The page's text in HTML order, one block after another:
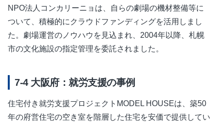
NPO法人コンカリーニョは、自らの劇場の機材整備等に
ついて、積極的にクラウドファンディングを活用しまし
た。劇場運営のノウハウを見込まれ、2004年以降、札幌
市の文化施設の指定管理を委託されました。
大阪府：就労支援の事例
住宅付き就労支援プロジェクトMODEL HOUSEは、築50
年の府営住宅の空き室を階層した住宅を安価で提供してい